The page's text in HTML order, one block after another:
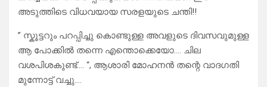
അടുത്തിടെ വിധവയായ സരളയുടെ ചന്തി!!
” സ്കൂട്ടറും പറപ്പിച്ചു കൊണ്ടുള്ള അവളുടെ ദിവസവുമുള്ള
ആ പോക്കിൽ തന്നെ എന്തൊക്കെയോ…. ചില
വശപിശകുണ്ട്…. “, ആശാരി മോഹനൻ തന്റെ വാദഗതി
മുന്നോട്ട് വച്ചു….